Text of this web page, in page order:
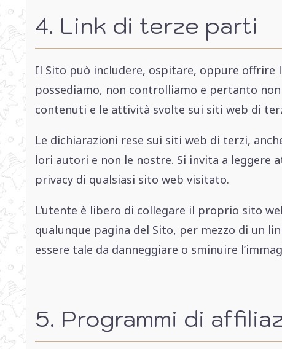
4. Link di terze parti
Il Sito può includere, ospitare, oppure
possediamo, non controlliamo e pertanto
contenuti e le attività svolte sui siti web di
Le dichiarazioni rese sui siti web di terzi,
lori autori e non le nostre. Si invita a leggere
privacy di qualsiasi sito web visitato.
L’utente è libero di collegare il proprio sito
qualunque pagina del Sito, per mezzo di un
essere tale da danneggiare o sminuire
5. Programmi di